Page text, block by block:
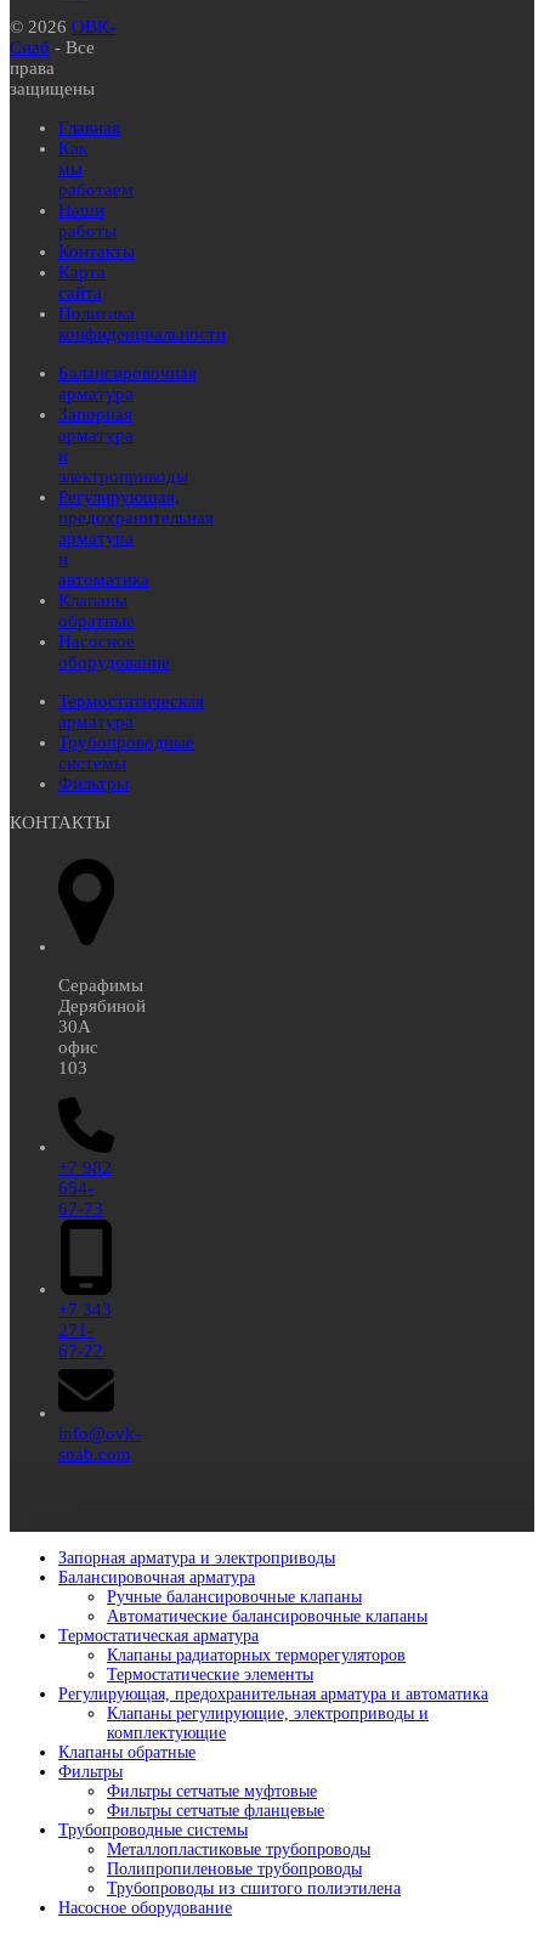
© 2026 ОВК-
Снаб - Все
права
защищены
Главная
Как
мы
работаем
Наши
работы
Контакты
Карта
сайта
Политика
конфиденциальности
Балансировочная
арматура
Запорная
арматура
и
электроприводы
Регулирующая,
предохранительная
арматура
и
автоматика
Клапаны
обратные
Насосное
оборудование
Термостатическая
арматура
Трубопроводные
системы
Фильтры
КОНТАКТЫ
Серафимы
Дерябиной
30А
офис
103
+7 982
654-
67-73
+7 343
271-
67-22
info@ovk-
snab.com
Запорная арматура и электроприводы
Балансировочная арматура
Ручные балансировочные клапаны
Автоматические балансировочные клапаны
Термостатическая арматура
Клапаны радиаторных терморегуляторов
Термостатические элементы
Регулирующая, предохранительная арматура и автоматика
Клапаны регулирующие, электроприводы и
комплектующие
Клапаны обратные
Фильтры
Фильтры сетчатые муфтовые
Фильтры сетчатые фланцевые
Трубопроводные системы
Металлопластиковые трубопроводы
Полипропиленовые трубопроводы
Трубопроводы из сшитого полиэтилена
Насосное оборудование